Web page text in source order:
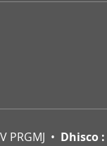
PRGMJ Dhisco :